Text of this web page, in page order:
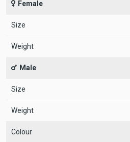
Female
Size
Weight
Male
Size
Weight
Colour